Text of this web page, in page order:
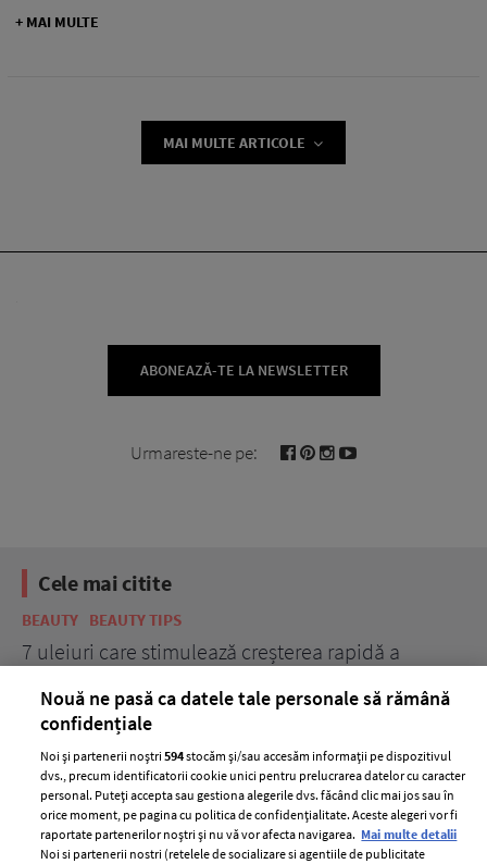
+ MAI MULTE
MAI MULTE ARTICOLE
ABONEAZĂ-TE LA NEWSLETTER
Urmareste-ne pe:
Cele mai citite
BEAUTY BEAUTY TIPS
7 uleiuri care stimulează creșterea rapidă a
Nouă ne pasă ca datele tale personale să rămână
confidențiale
Noi și partenerii noștri594stocăm și/sau accesăm informații pe dispozitivul
dvs., precum identificatorii cookie unici pentru prelucrarea datelor cu caracter
personal. Puteți accepta sau gestiona alegerile dvs. făcând clic mai jos sau în
orice moment, pe pagina cu politica de confidențialitate. Aceste alegeri vor fi
raportate partenerilor noștri și nu vă vor afecta navigarea. Mai multe detalii
Noi si partenerii nostri (retelele de socializare si agentiile de publicitate